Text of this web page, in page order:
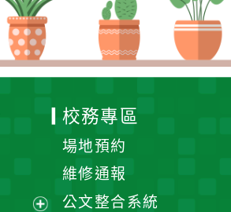
校務專區
場地預約
維修通報
公文整合系統